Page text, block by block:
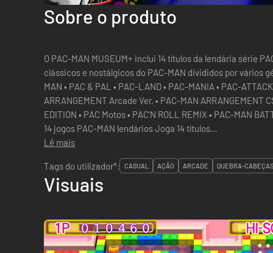
Sobre o produto
O PAC-MAN MUSEUM+ inclui 14 títulos da lendária série PAC-MAN! Joga
clássicos e nostálgicos do PAC-MAN divididos por vários géneros! • PAC-MAN •
MAN • PAC & PAL • PAC-LAND • PAC-MANIA • PAC-
ARRANGEMENT Arcade Ver. • PAC-MAN ARRANGEMENT
EDITION • PAC Motos • PAC'N ROLL REMIX • PAC-MAN BATTLE
14 jogos PAC-MAN lendários Joga 14 títulos...
Lê mais
Tags do utilizador*:
CASUAL AÇÃO ARCADE QUEBRA-CABEÇAS
Visuais